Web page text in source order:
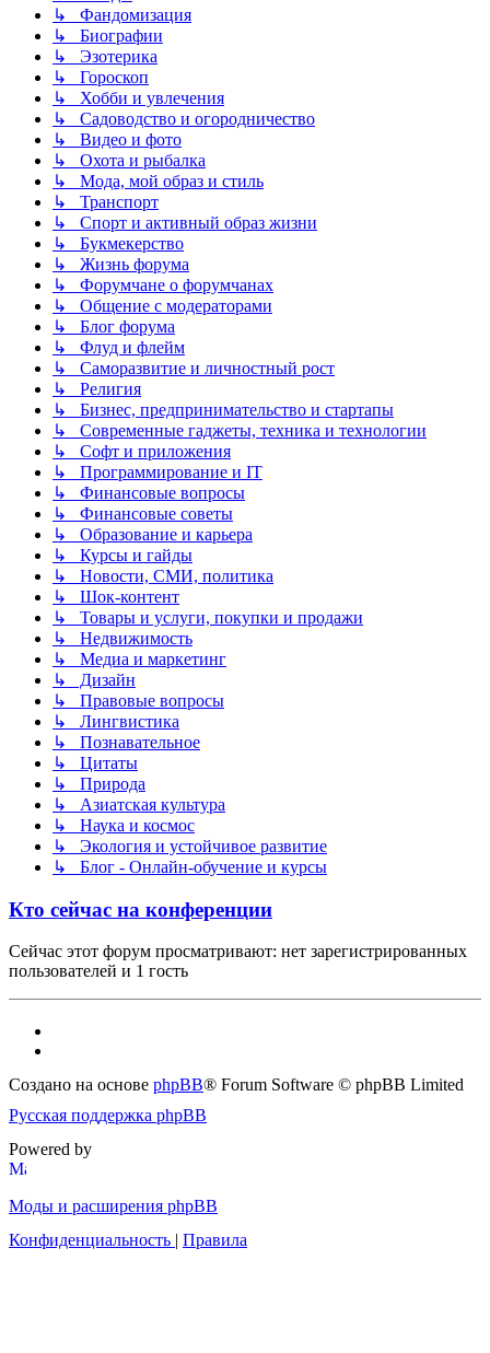
↳ Фандомизация
↳ Биографии
↳ Эзотерика
↳ Гороскоп
↳ Хобби и увлечения
↳ Садоводство и огородничество
↳ Видео и фото
↳ Охота и рыбалка
↳ Мода, мой образ и стиль
↳ Транспорт
↳ Спорт и активный образ жизни
↳ Букмекерство
↳ Жизнь форума
↳ Форумчане о форумчанах
↳ Общение с модераторами
↳ Блог форума
↳ Флуд и флейм
↳ Саморазвитие и личностный рост
↳ Религия
↳ Бизнес, предпринимательство и стартапы
↳ Современные гаджеты, техника и технологии
↳ Софт и приложения
↳ Программирование и IT
↳ Финансовые вопросы
↳ Финансовые советы
↳ Образование и карьера
↳ Курсы и гайды
↳ Новости, СМИ, политика
↳ Шок-контент
↳ Товары и услуги, покупки и продажи
↳ Недвижимость
↳ Медиа и маркетинг
↳ Дизайн
↳ Правовые вопросы
↳ Лингвистика
↳ Познавательное
↳ Цитаты
↳ Природа
↳ Азиатская культура
↳ Наука и космос
↳ Экология и устойчивое развитие
↳ Блог - Онлайн-обучение и курсы
Кто сейчас на конференции
Сейчас этот форум просматривают: нет зарегистрированных
пользователей и 1 гость
Создано на основе phpBB® Forum Software © phpBB Limited
Русская поддержка phpBB
Powered by
Моды и расширения phpBB
Конфиденциальность | Правила